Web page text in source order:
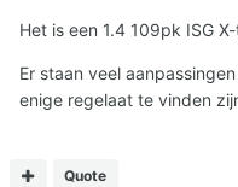
Het is een 1.4 109pk ISG
Er staan veel
enige regelaat te vinden
Quote